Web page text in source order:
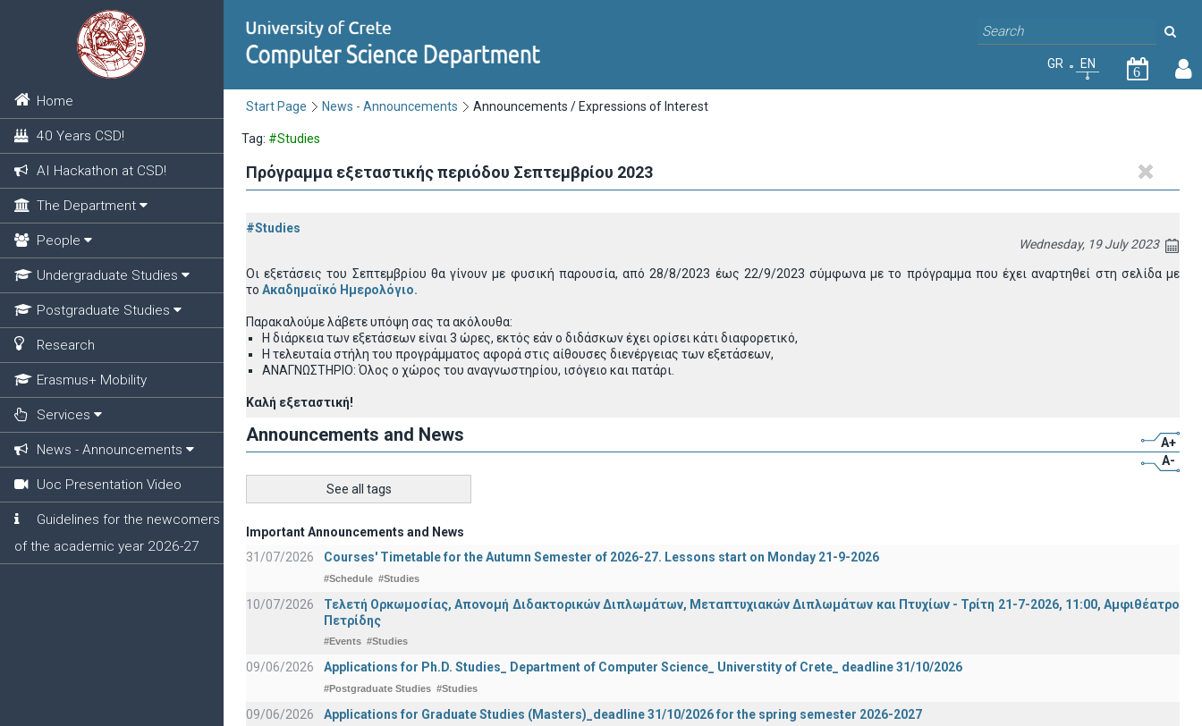
Home
40 Years CSD!
AI Hackathon at CSD!
The Department
People
Undergraduate Studies
Postgraduate Studies
Research
Erasmus+ Mobility
Services
News - Announcements
Uoc Presentation Video
Guidelines for the newcomers
of the academic year 2026-27
GR EN
6
Start Page News - Announcements Announcements / Expressions of Interest
Tag: #Studies
Πρόγραμμα εξεταστικής περιόδου Σεπτεμβρίου 2023
#Studies
Wednesday, 19 July 2023
Οι εξετάσεις του Σεπτεμβρίου θα γίνουν με φυσική παρουσία, από 28/8/2023 έως 22/9/2023 σύμφωνα με το πρόγραμμα που έχειαναρτηθεί στη σελίδα με
το Ακαδημαϊκό Ημερολόγιο.
Παρακαλούμε λάβετε υπόψη σας τα ακόλουθα:
Η διάρκεια των εξετάσεων είναι 3 ώρες, εκτός εάν ο διδάσκων έχει ορίσει κάτι διαφορετικό,
Η τελευταία στήλη του προγράμματος αφορά στις αίθουσες διενέργειας των εξετάσεων,
ΑΝΑΓΝΩΣΤΗΡΙΟ: Όλος ο χώρος του αναγνωστηρίου, ισόγειο και πατάρι.
Καλή εξεταστική!
Announcements and News
A+
A-
See all tags
Important Announcements and News
31/07/2026
Courses' Timetable for the Autumn Semester of 2026-27. Lessons start on Monday 21-9-2026
#Schedule #Studies
10/07/2026
Τελετή Ορκωμοσίας, Απονομή Διδακτορικών Διπλωμάτων, Μεταπτυχιακών Διπλωμάτων και Πτυχίων - Τρίτη 21-7-2026, 11:00, Αμφιθέατρο
Πετρίδης
#Events #Studies
09/06/2026 Applications for Ph.D. Studies_ Department of Computer Science_ Universtity of Crete_ deadline 31/10/2026
#Postgraduate Studies #Studies
09/06/2026 Applications for Graduate Studies (Masters)_deadline 31/10/2026 for the spring semester 2026-2027